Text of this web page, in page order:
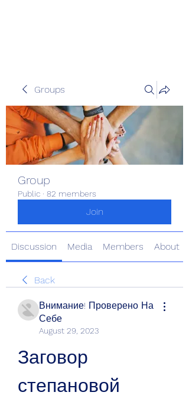
Groups
Group
Public · 82 members
Join
Discussion Media Members About
Back
Внимание! Проверено На
Себе
August 29, 2023
Заговор
степановой